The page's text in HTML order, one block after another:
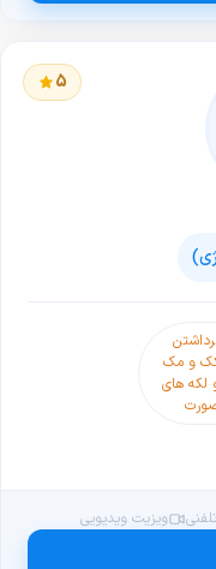
5
و مک
لکه های
ویزیت ویدیویی